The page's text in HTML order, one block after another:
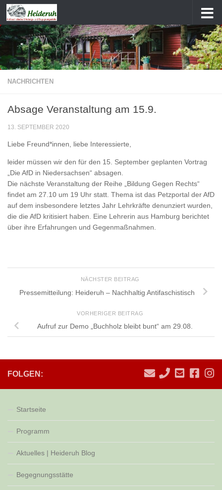
Zum Inhalt springen
NACHRICHTEN
Absage Veranstaltung am 15.9.
13. SEPTEMBER 2020
Liebe Freund*innen, liebe Interessierte,
leider müssen wir den für den 15. September geplanten Vortrag
„Die AfD in Niedersachsen“ absagen.
Die nächste Veranstaltung der Reihe „Bildung Gegen Rechts“
findet am 27.10 um 19 Uhr statt. Thema ist das Petzportal der AfD
auf dem insbesondere letztes Jahr Lehrkräfte denunziert wurden,
die die AfD kritisiert haben. Eine Lehrerin aus Hamburg berichtet
über ihre Erfahrungen und Gegenmaßnahmen.
NÄCHSTER BEITRAG
Pressemitteilung: Heideruh – Nachhaltig Antifaschistisch
VORHERIGER BEITRAG
Aufruf zur Demo „Buchholz bleibt bunt“ am 29.08.
FOLGEN:
Startseite
Programm
Aktuelles | Heideruh Blog
Begegnungsstätte